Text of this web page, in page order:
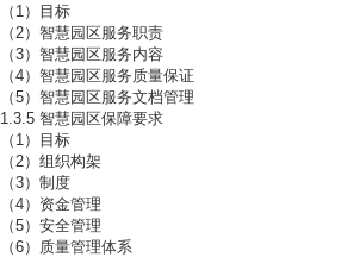
（1）目标
（2）智慧园区服务职责
（3）智慧园区服务内容
（4）智慧园区服务质量保证
（5）智慧园区服务文档管理
1.3.5 智慧园区保障要求
（1）目标
（2）组织构架
（3）制度
（4）资金管理
（5）安全管理
（6）质量管理体系